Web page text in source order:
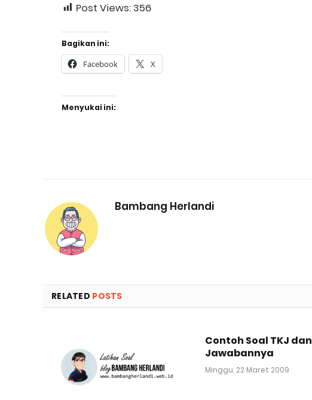
Post Views:356
Bagikan ini:
Facebook X
Menyukai ini:
Bambang Herlandi
RELATED POSTS
Contoh Soal TKJ dan
Jawabannya
Minggu, 22 Maret 2009